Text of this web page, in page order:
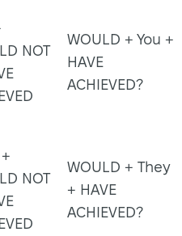
NOT
WOULD + You +
HAVE
ACHIEVED?
NOT
WOULD + They
+ HAVE
ACHIEVED?